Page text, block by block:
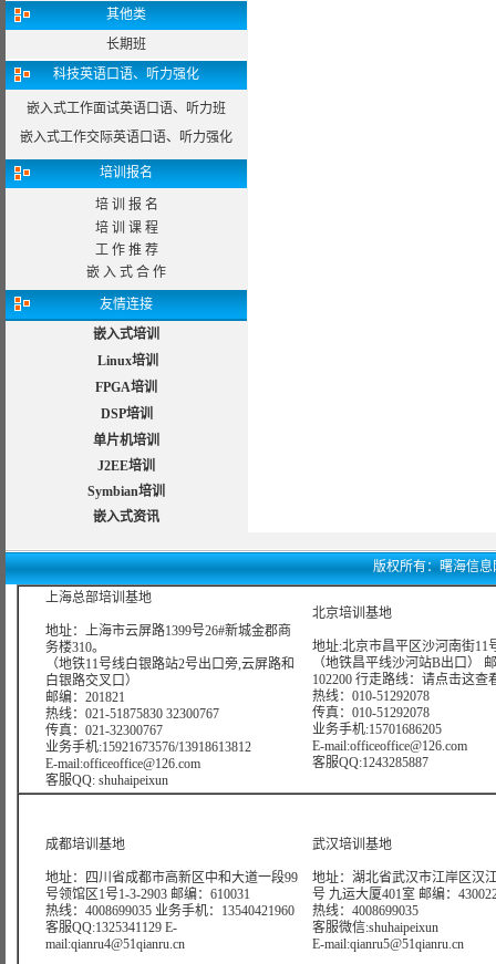
其他类
长期班
科技英语口语、听力强化
嵌入式工作面试英语口语、听力班
嵌入式工作交际英语口语、听力强化
培训报名
培 训 报 名
培 训 课 程
工 作 推 荐
嵌 入 式 合 作
友情连接
嵌入式培训
Linux培训
FPGA培训
DSP培训
单片机培训
J2EE培训
Symbian培训
嵌入式资讯
版权所有：曙海信息
上海总部培训基地
地址：上海市云屏路1399号26#新城金郡商
务楼310。
（地铁11号线白银路站2号出口旁,云屏路和
白银路交叉口）
邮编：201821
热线：021-51875830 32300767
传真：021-32300767
业务手机:15921673576/13918613812
E-mail:officeoffice@126.com
客服QQ: shuhaipeixun
北京培训基地
地址:北京市昌平区沙河南街11
（地铁昌平线沙河站B出口）
102200 行走路线： 请点击这查
热线：010-51292078
传真：010-51292078
业务手机:15701686205
E-mail:officeoffice@126.com
客服QQ:1243285887
成都培训基地
地址：四川省成都市高新区中和大道一段99
号领馆区1号1-3-2903 邮编：610031
热线：4008699035 业务手机：13540421960
客服QQ:1325341129 E-
mail:qianru4@51qianru.cn
武汉培训基地
地址：湖北省武汉市江岸区汉
号 九运大厦401室 邮编：
热线：4008699035
客服微信:shuhaipeixun
E-mail:qianru5@51qianru.cn